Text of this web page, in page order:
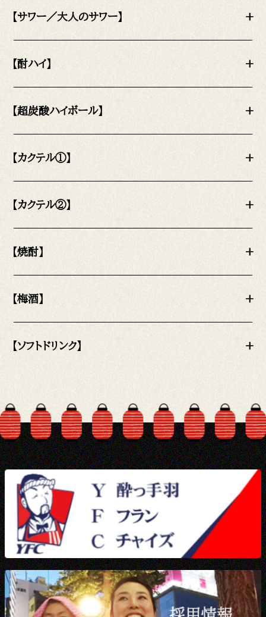
【サワー／大人のサワー】 +
【酎ハイ】 +
【超炭酸ハイボール】 +
【カクテル①】 +
【カクテル②】 +
【焼酎】 +
【梅酒】 +
【ソフトドリンク】 +